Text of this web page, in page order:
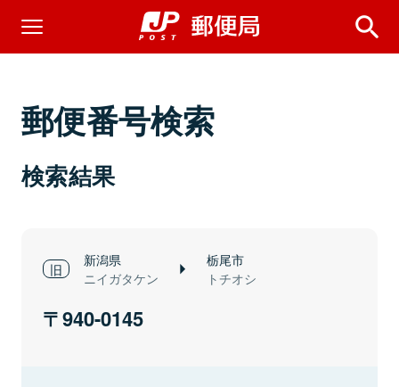
郵便番号検索
検索結果
新潟県
ニイガタケン
栃尾市
トチオシ
940-0145